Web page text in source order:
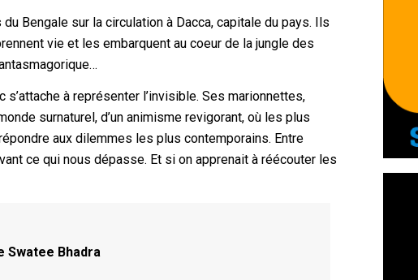
Bengale sur la circulation à Dacca, capitale du pays. Ils
vie et les embarquent au coeur de la jungle des
à représenter l’invisible. Ses marionnettes,
surnaturel, d’un animisme revigorant, où les plus
aux dilemmes les plus contemporains. Entre
ce qui nous dépasse. Et si on apprenait à réécouter les
Swatee Bhadra